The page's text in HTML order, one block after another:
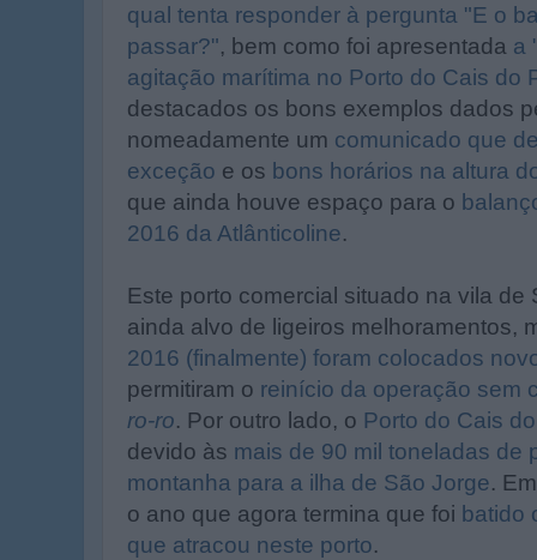
qual tenta responder à pergunta "E o
passar?", bem como foi apresentada a
agitação marítima no Porto do Cais do
destacados os bons exemplos dados
nomeadamente um comunicado que
exceção e os bons horários na altura
que ainda houve espaço para o
2016 da Atlânticoline.
Este porto comercial situado na vila de
ainda alvo de ligeiros melhoramentos,
2016 (finalmente) foram colocados
permitiram o reinício da operação sem
ro-ro. Por outro lado, o Porto do Cais
devido às mais de 90 mil toneladas de
montanha para a ilha de São Jorge.
o ano que agora termina que foi batido
que atracou neste porto.